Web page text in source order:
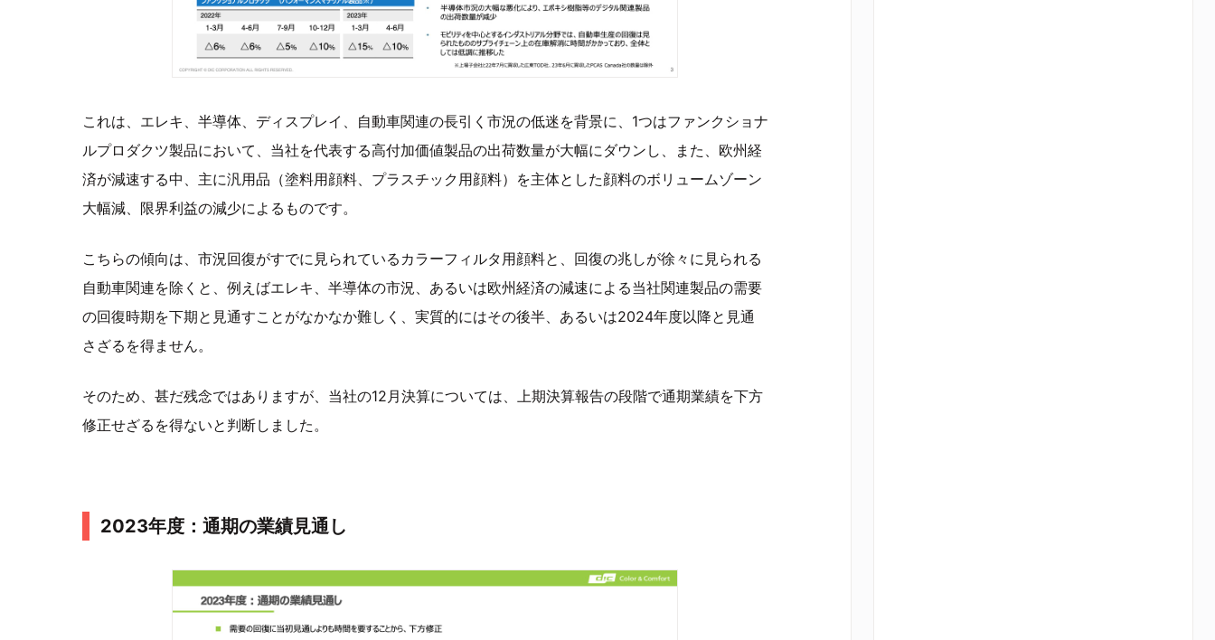
これは、エレキ、半導体、ディスプレイ、自動車関連の長引く市況の低迷を背景に、1つはファンクショナ
ルプロダクツ製品において、当社を代表する高付加価値製品の出荷数量が大幅にダウンし、また、欧州経
済が減速する中、主に汎用品（塗料用顔料、プラスチック用顔料）を主体とした顔料のボリュームゾーン
大幅減、限界利益の減少によるものです。
こちらの傾向は、市況回復がすでに見られているカラーフィルタ用顔料と、回復の兆しが徐々に見られる
自動車関連を除くと、例えばエレキ、半導体の市況、あるいは欧州経済の減速による当社関連製品の需要
の回復時期を下期と見通すことがなかなか難しく、実質的にはその後半、あるいは2024年度以降と見通
さざるを得ません。
そのため、甚だ残念ではありますが、当社の12月決算については、上期決算報告の段階で通期業績を下方
修正せざるを得ないと判断しました。
2023年度：通期の業績見通し